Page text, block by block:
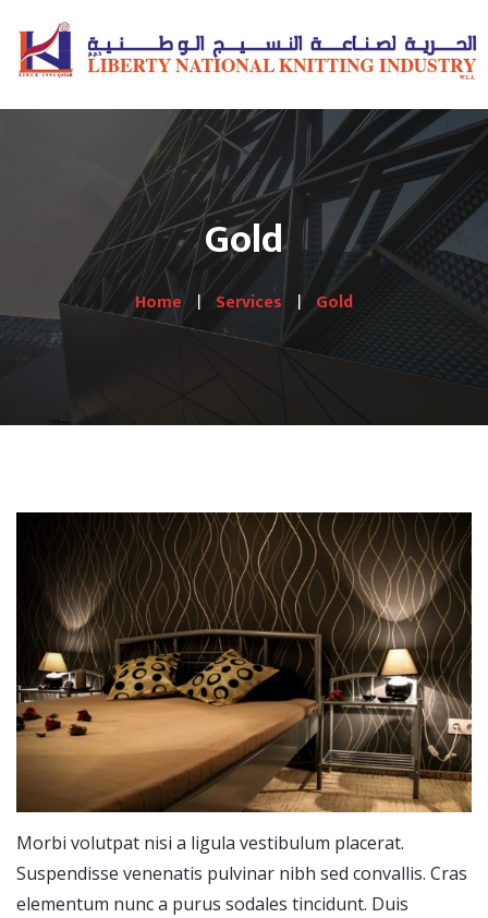
Gold
Home Services Gold
Morbi volutpat nisi a ligula vestibulum placerat.
Suspendisse venenatis pulvinar nibh sed convallis. Cras
elementum nunc a purus sodales tincidunt. Duis